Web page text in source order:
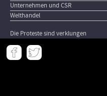
Unternehmen und CSR
Welthandel
Die Proteste sind verklungen
Meta
-